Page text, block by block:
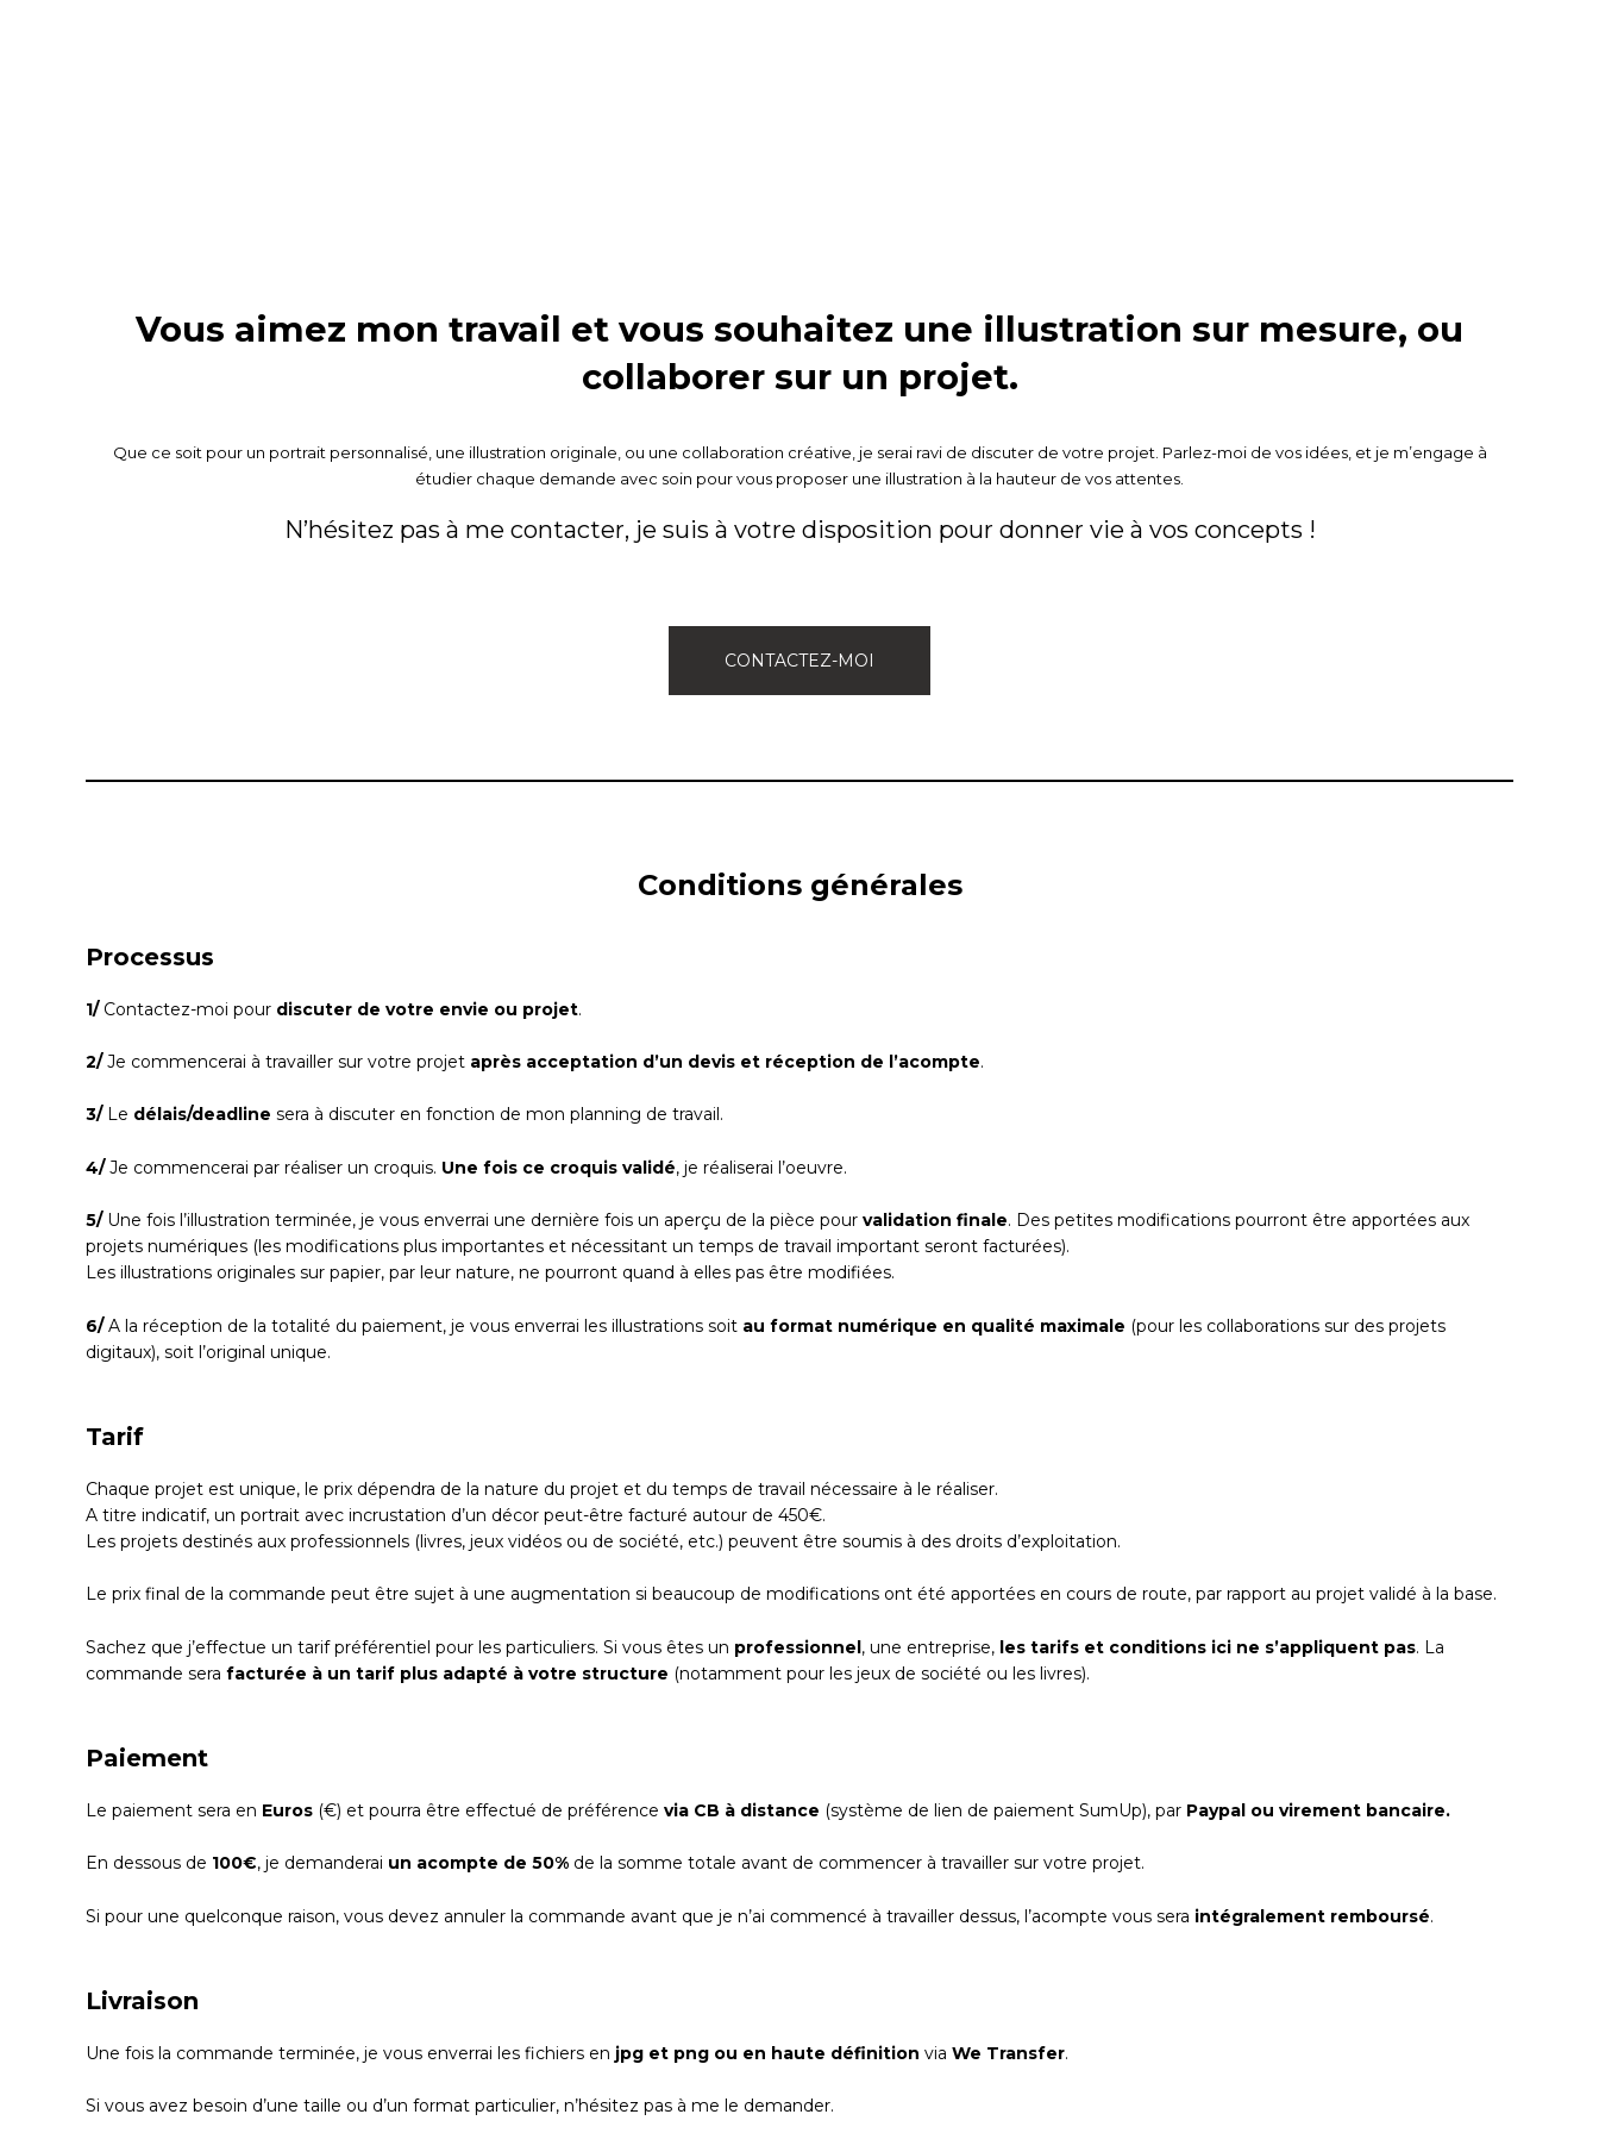
Vous aimez mon travail et vous souhaitez une illustration sur mesure, ou
collaborer sur un projet.
Que ce soit pour un portrait personnalisé, une illustration originale, ou une collaboration créative, je serai ravi de discuter de votre projet. Parlez-moi de vos idées, et je m’engage à
étudier chaque demande avec soin pour vous proposer une illustration à la hauteur de vos attentes.
N’hésitez pas à me contacter, je suis à votre disposition pour donner vie à vos concepts !
CONTACTEZ-MOI
Conditions générales
Processus
1/Contactez-moi pour discuter de votre envie ou projet.
2/Je commencerai à travailler sur votre projet après acceptation d’un devis et réception de l’acompte.
3/Le délais/deadline sera à discuter en fonction de mon planning de travail.
4/Je commencerai par réaliser un croquis. Une fois ce croquis validé, je réaliserai l’oeuvre.
5/Une fois l’illustration terminée, je vous enverrai une dernière fois un aperçu de la pièce pour validation finale. Des petites modifications pourront être apportées aux
projets numériques (les modifications plus importantes et nécessitant un temps de travail important seront facturées).
Les illustrations originales sur papier, par leur nature, ne pourront quand à elles pas être modifiées.
6/A la réception de la totalité du paiement, je vous enverrai les illustrations soit au format numérique en qualité maximale (pour les collaborations sur des projets
digitaux), soit l’original unique.
Tarif
Chaque projet est unique, le prix dépendra de la nature du projet et du temps de travail nécessaire à le réaliser.
A titre indicatif, un portrait avec incrustation d’un décor peut-être facturé autour de 450€.
Les projets destinés aux professionnels (livres, jeux vidéos ou de société, etc.) peuvent être soumis à des droits d’exploitation.
Le prix final de la commande peut être sujet à une augmentation si beaucoup de modifications ont été apportées en cours de route, par rapport au projet validé à la base.
Sachez que j’effectue un tarif préférentiel pour les particuliers. Si vous êtes un professionnel, une entreprise, les tarifs et conditions ici ne s’appliquent pas. La
commande sera facturée à un tarif plus adapté à votre structure (notamment pour les jeux de société ou les livres).
Paiement
Le paiement sera en Euros (€) et pourra être effectué de préférence via CB à distance (système de lien de paiement SumUp), par Paypal ou virement bancaire.
En dessous de 100€, je demanderai un acompte de 50% de la somme totale avant de commencer à travailler sur votre projet.
Si pour une quelconque raison, vous devez annuler la commande avant que je n’ai commencé à travailler dessus, l’acompte vous sera intégralement remboursé.
Livraison
Une fois la commande terminée, je vous enverrai les fichiers en jpg et png ou en haute définition via We Transfer.
Si vous avez besoin d’une taille ou d’un format particulier, n’hésitez pas à me le demander.